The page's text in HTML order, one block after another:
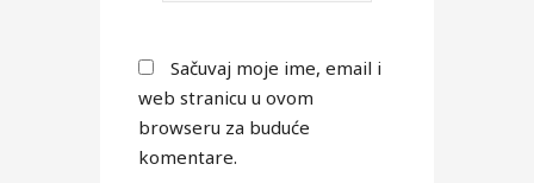
Sačuvaj moje ime, email i
web stranicu u ovom
browseru za buduće
komentare.